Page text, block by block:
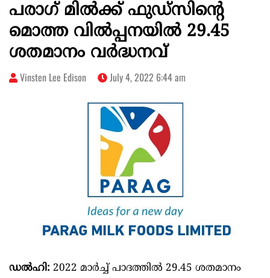
പരാഗ് മിൽക്ക് ഫുഡ്‌സിന്റെ
മൊത്ത വിൽപ്പനയിൽ 29.45
ശതമാനം വർദ്ധനവ്
Vinsten Lee Edison July 4, 2022 6:44 am
ഡൽഹി: 2022 മാർച്ച് പാദത്തിൽ 29.45 ശതമാനം